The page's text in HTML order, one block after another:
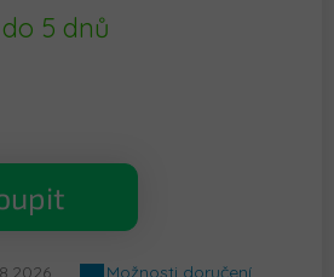
5 dnů
Možnosti doručení